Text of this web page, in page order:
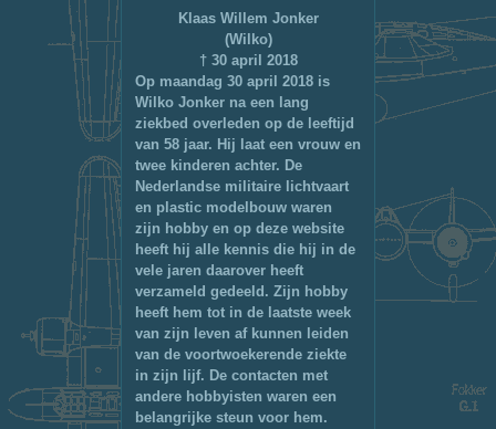
Klaas Willem Jonker
(Wilko)
† 30 april 2018
Op maandag 30 april 2018 is
Wilko Jonker na een lang
ziekbed overleden op de leeftijd
van 58 jaar. Hij laat een vrouw en
twee kinderen achter. De
Nederlandse militaire lichtvaart
en plastic modelbouw waren
zijn hobby en op deze website
heeft hij alle kennis die hij in de
vele jaren daarover heeft
verzameld gedeeld. Zijn hobby
heeft hem tot in de laatste week
van zijn leven af kunnen leiden
van de voortwoekerende ziekte
in zijn lijf. De contacten met
andere hobbyisten waren een
belangrijke steun voor hem.